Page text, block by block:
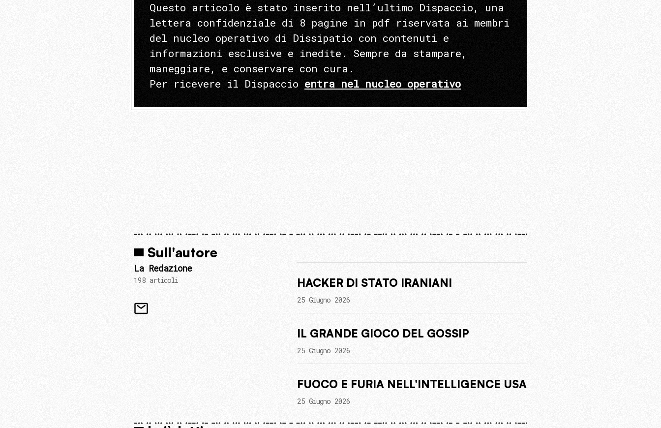
Questo articolo è stato inserito nell’ultimo Dispaccio, una
lettera confidenziale di 8 pagine in pdf riservata ai membri
del nucleo operativo di Dissipatio con contenuti e
informazioni esclusive e inedite. Sempre da stampare,
maneggiare, e conservare con cura.
Per ricevere il Dispaccio entra nel nucleo operativo
Sull'autore
La Redazione
198 articoli HACKER DI STATO IRANIANI
25 Giugno 2026
IL GRANDE GIOCO DEL GOSSIP
25 Giugno 2026
FUOCO E FURIA NELL'INTELLIGENCE USA
25 Giugno 2026